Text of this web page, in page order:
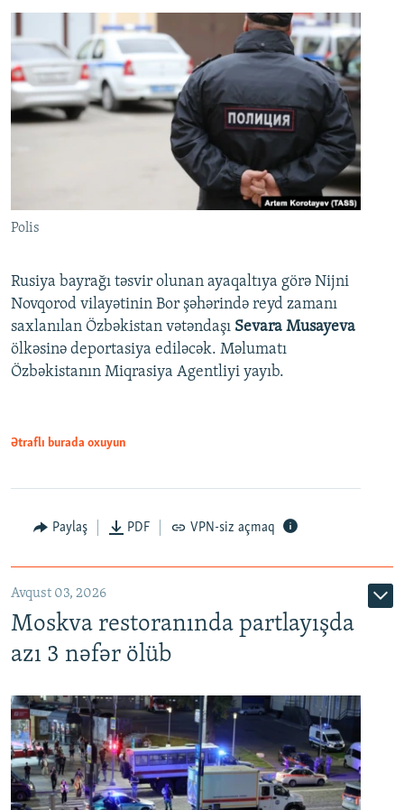
Polis
Rusiya bayrağı təsvir olunan ayaqaltıya görə Nijni
Novqorod vilayətinin Bor şəhərində reyd zamanı
saxlanılan Özbəkistan vətəndaşı Sevara Musayeva
ölkəsinə deportasiya ediləcək. Məlumatı
Özbəkistanın Miqrasiya Agentliyi yayıb.
Ətraflı burada oxuyun
Paylaş PDF VPN-siz açmaq
Avqust 03, 2026
Moskva restoranında partlayışda
azı 3 nəfər ölüb